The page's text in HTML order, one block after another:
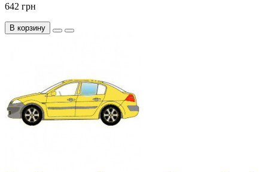
642 грн
В корзину